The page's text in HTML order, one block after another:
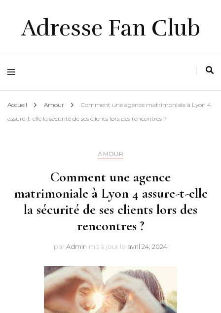
Adresse Fan Club
Accueil Amour
Comment une agence matrimoniale à Lyon 4
assure-t-elle la sécurité de ses clients lors des rencontres ?
AMOUR
Comment une agence
matrimoniale à Lyon 4 assure-t-elle
la sécurité de ses clients lors des
rencontres ?
par Admin mis à jour le avril 24, 2024